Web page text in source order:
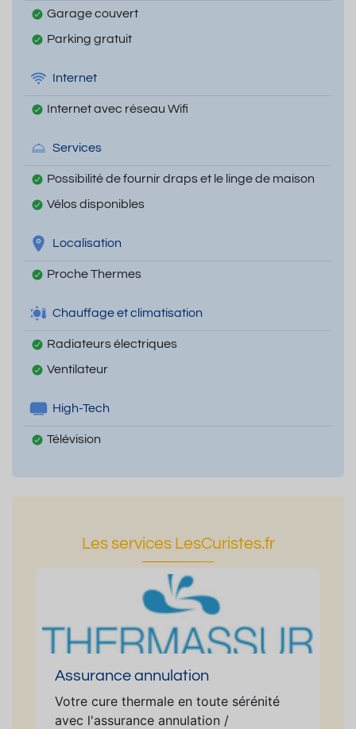
Garage couvert
Parking gratuit
Internet
Internet avec réseau Wifi
Services
Possibilité de fournir draps et le linge de maison
Vélos disponibles
Localisation
Proche Thermes
Chauffage et climatisation
Radiateurs électriques
Ventilateur
High-Tech
Télévision
Les services LesCuristes.fr
Assurance annulation
Votre cure thermale en toute sérénité
avec l'assurance annulation /